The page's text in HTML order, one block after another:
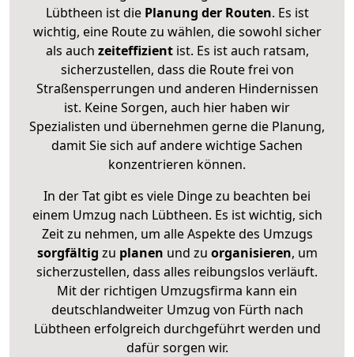
Lübtheen ist diePlanung der Routen. Es ist
wichtig, eine Route zu wählen, die sowohl sicher
als auch zeiteffizientist. Es ist auch ratsam,
sicherzustellen, dass die Route frei von
Straßensperrungen und anderen Hindernissen
ist. Keine Sorgen, auch hier haben wir
Spezialisten und übernehmen gerne die Planung,
damit Sie sich auf andere wichtige Sachen
konzentrieren können.
In der Tat gibt es viele Dinge zu beachten bei
einem Umzug nach Lübtheen. Es ist wichtig, sich
Zeit zu nehmen, um alle Aspekte des Umzugs
sorgfältig zu planen und zu organisieren, um
sicherzustellen, dass alles reibungslos verläuft.
Mit der richtigen Umzugsfirma kann ein
deutschlandweiter Umzug von Fürth nach
Lübtheen erfolgreich durchgeführt werden und
dafür sorgen wir.